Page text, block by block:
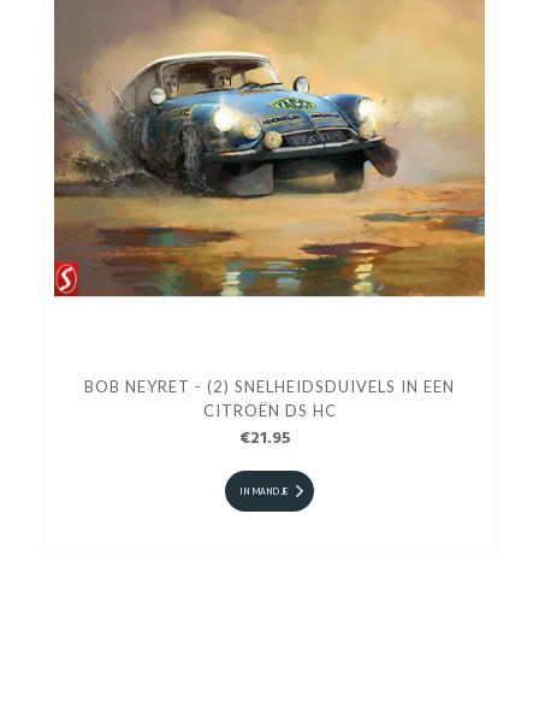
BOB NEYRET - (2) SNELHEIDSDUIVELS IN EEN
CITROËN DS HC
€21.95
IN MANDJE